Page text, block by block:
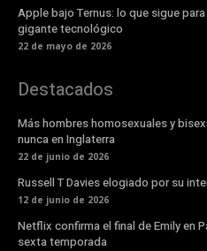
Apple bajo Ternus: lo que sigue
gigante tecnológico
22 de mayo de 2026
Destacados
Más hombres homosexuales y
nunca en Inglaterra
22 de junio de 2026
Russell T Davies elogiado por su
12 de junio de 2026
Netflix confirma el final de Emily en
sexta temporada